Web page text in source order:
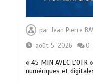
parJean Pierre
août 5, 2026
0
« 45 MIN AVEC
numériques et